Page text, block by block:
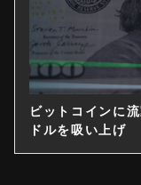
ゲームストップ
｜14億ドル社債